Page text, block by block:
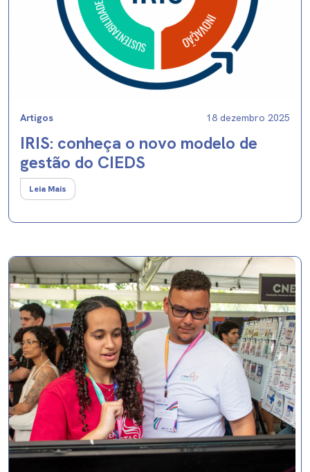
Artigos 18 dezembro 2025
IRIS: conheça o novo modelo de
gestão do CIEDS
Leia Mais